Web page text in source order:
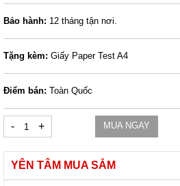
Bảo hành: 12 tháng tận nơi.
Tặng kèm: Giấy Paper Test A4
Điểm bán: Toàn Quốc
- + MUA NGAY
YÊN TÂM MUA SẮM